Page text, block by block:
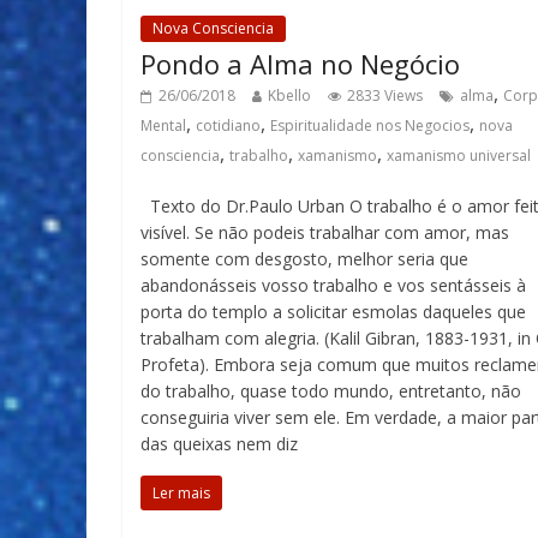
Nova Consciencia
Pondo a Alma no Negócio
26/06/2018 Kbello 2833 Views alma,
Mental, cotidiano, Espiritualidade nos Negocios, nova
consciencia, trabalho, xamanismo, xamanismo universal
Texto do Dr.Paulo Urban O trabalho é o amor
visível. Se não podeis trabalhar com amor, mas
somente com desgosto, melhor seria que
abandonásseis vosso trabalho e vos sentásseis à
porta do templo a solicitar esmolas daqueles que
trabalham com alegria. (Kalil Gibran, 1883-1931, in
Profeta). Embora seja comum que muitos
do trabalho, quase todo mundo, entretanto, não
conseguiria viver sem ele. Em verdade, a maior
das queixas nem diz
Ler mais